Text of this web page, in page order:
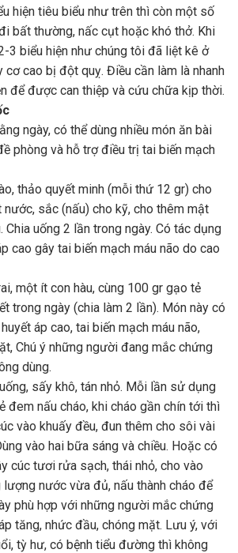
hiện tiêu biểu như trên thì còn một số
bất thường, nấc cụt hoặc khó thở. Khi
3 biểu hiện như chúng tôi đã liệt kê ở
cơ cao bị đột quỵ. Điều cần làm là nhanh
để được can thiệp và cứu chữa kịp thời.
ngày, có thể dùng nhiều món ăn bài
phòng và hỗ trợ điều trị tai biến mạch
thảo quyết minh (mỗi thứ 12 gr) cho
sắc (nấu) cho kỹ, cho thêm mật
Chia uống 2 lần trong ngày. Có tác dụng
cao gây tai biến mạch máu não do cao
một ít con hàu, cùng 100 gr gạo tẻ
trong ngày (chia làm 2 lần). Món này có
áp cao, tai biến mạch máu não,
Chú ý những người đang mắc chứng
dùng.
sấy khô, tán nhỏ. Mỗi lần sử dụng
đem nấu cháo, khi cháo gần chín tới thì
vào khuấy đều, đun thêm cho sôi vài
vào hai bữa sáng và chiều. Hoặc có
cúc tươi rửa sạch, thái nhỏ, cho vào
lượng nước vừa đủ, nấu thành cháo để
phù hợp với những người mắc chứng
tăng, nhức đầu, chóng mặt. Lưu ý, với
tỳ hư, có bệnh tiểu đường thì không